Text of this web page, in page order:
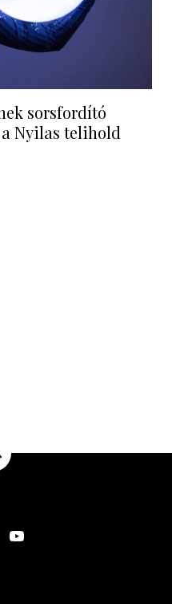
sorsfordító
Nyilas telihold